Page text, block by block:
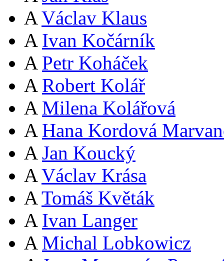
A Václav Klaus
A Ivan Kočárník
A Petr Koháček
A Robert Kolář
A Milena Kolářová
A Hana Kordová
A Jan Koucký
A Václav Krása
A Tomáš Květák
A Ivan Langer
A Michal Lobkowicz